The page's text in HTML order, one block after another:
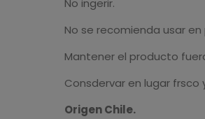
No ingerir.
No se recomienda usar en
Mantener el producto
Consdervar en lugar frsco
Origen Chile.